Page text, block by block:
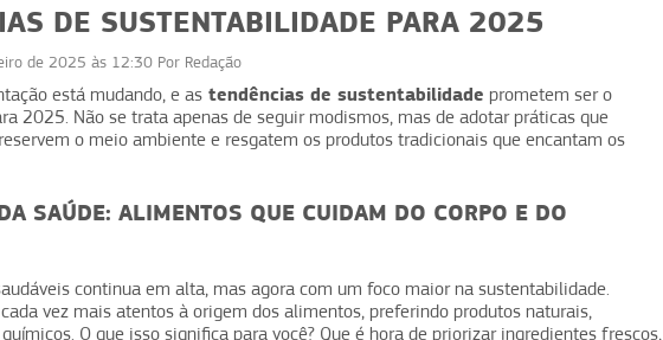
DE SUSTENTABILIDADE PARA 2025
de 2025 às 12:30 Por Redação
está mudando, e as tendências de sustentabilidade prometem ser o
2025. Não se trata apenas de seguir modismos, mas de adotar práticas que
o meio ambiente e resgatem os produtos tradicionais que encantam os
SAÚDE: ALIMENTOS QUE CUIDAM DO CORPO E DO
continua em alta, mas agora com um foco maior na sustentabilidade.
vez mais atentos à origem dos alimentos, preferindo produtos naturais,
O que isso significa para você? Que é hora de priorizar ingredientes frescos,
SUSTENTABILIDADE
ambiental: descubra
é e como implementar
SUSTENTABILIDADE